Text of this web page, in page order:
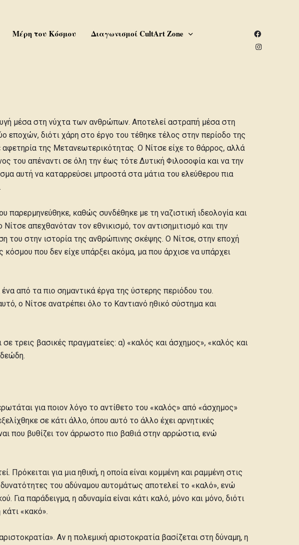
Μέρη του Κόσμου Διαγωνισμοί CultArt Zone
μέσα στη νύχτα των ανθρώπων. Αποτελεί αστραπή μέσα στη
εποχών, διότι χάρη στο έργο του τέθηκε τέλος στην περίοδο της
της Μετανεωτερικότητας. Ο Νίτσε είχε το θάρρος, αλλά
του απέναντι σε όλη την έως τότε Δυτική Φιλοσοφία και να την
αυτή να καταρρεύσει μπροστά στα μάτια του ελεύθερου πια
παρερμηνεύθηκε, καθώς συνδέθηκε με τη ναζιστική ιδεολογία και
απεχθανόταν τον εθνικισμό, τον αντισημιτισμό και την
του στην ιστορία της ανθρώπινης σκέψης. Ο Νίτσε, στην εποχή
που δεν είχε υπάρξει ακόμα, μα που άρχισε να υπάρχει
ένα από τα πιο σημαντικά έργα της ύστερης περιόδου του.
ο Νίτσε ανατρέπει όλο το Καντιανό ηθικό σύστημα και
τρεις βασικές πραγματείες: α) «καλός και άσχημος», «καλός και
για ποιον λόγο το αντίθετο του «καλός» από «άσχημος»
σε κάτι άλλο, όπου αυτό το άλλο έχει αρνητικές
που βυθίζει τον άρρωστο πιο βαθιά στην αρρώστια, ενώ
Πρόκειται για μια ηθική, η οποία είναι κομμένη και ραμμένη στις
του αδύναμου αυτομάτως αποτελεί το «καλό», ενώ
Για παράδειγμα, η αδυναμία είναι κάτι καλό, μόνο και μόνο, διότι
«κακό».
Αν η πολεμική αριστοκρατία βασίζεται στη δύναμη, η